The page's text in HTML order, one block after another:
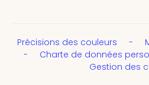
Précisions des couleurs
Charte de données
Gestion des